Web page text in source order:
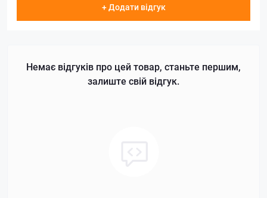
+ Додати відгук
Немає відгуків про цей товар, станьте першим,
залиште свій відгук.